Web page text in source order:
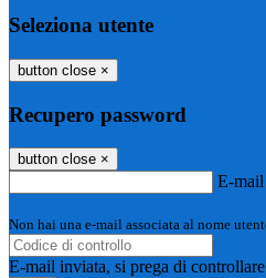
Seleziona utente
button close ×
Recupero password
button close ×
E-mail
Non hai una e-mail associata al nome
E-mail inviata, si prega di